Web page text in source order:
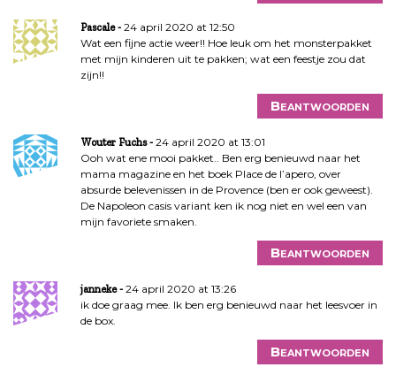
Pascale
24 april 2020 at 12:50
Wat een fijne actie weer!! Hoe leuk om het monsterpakket
met mijn kinderen uit te pakken; wat een feestje zou dat
zijn!!
Beantwoorden
Wouter Fuchs
24 april 2020 at 13:01
Ooh wat ene mooi pakket.. Ben erg benieuwd naar het
mama magazine en het boek Place de l’apero, over
absurde belevenissen in de Provence (ben er ook geweest).
De Napoleon casis variant ken ik nog niet en wel een van
mijn favoriete smaken.
Beantwoorden
janneke
24 april 2020 at 13:26
ik doe graag mee. Ik ben erg benieuwd naar het leesvoer in
de box.
Beantwoorden